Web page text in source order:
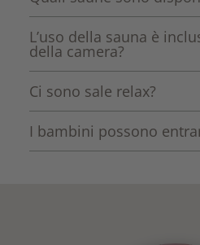
Troverete sauna finlandese,
offerte benessere.
L’uso della sauna è
della camera?
Sì, l’ingresso alla sauna è
Ci sono sale relax?
Dopo la sauna vi attendono
I bambini possono